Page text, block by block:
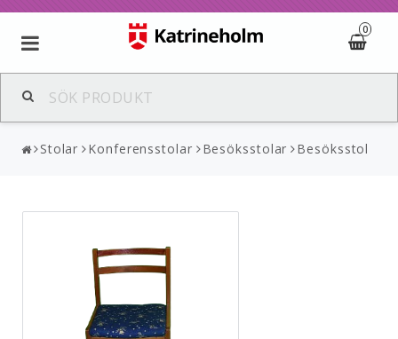
0
Stolar Konferensstolar Besöksstolar Besöksstol